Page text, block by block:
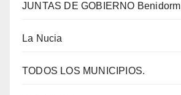
JUNTAS DE GOBIERNO Benidorm
La Nucia
TODOS LOS MUNICIPIOS.